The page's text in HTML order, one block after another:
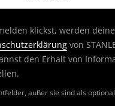
außer sie sind als optional
klickst, werden
von
den Erhalt von